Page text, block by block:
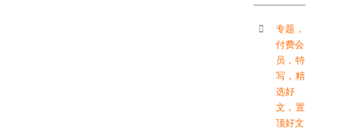
专题 ，
付费会
员 ， 特
写 ， 精
选好
文 ， 置
顶好文